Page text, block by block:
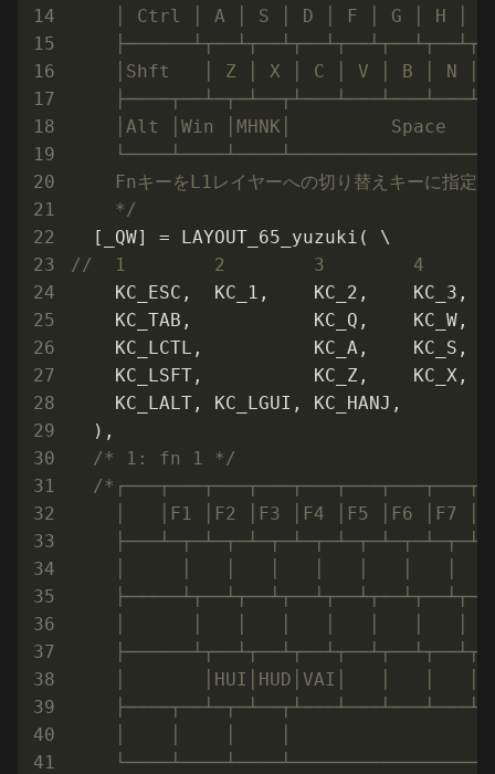
│ Ctrl │ A │ S │ D │ F │ G │ H │
│Shft   │ Z │ X │ C │ V │ B │ N │
│Alt │Win │MHNK│         Space
    FnキーをL1レイヤーへの切り替えキーに指定
    */
//  1        2        3        4
KC_ESC,  KC_1,    KC_2,    KC_3,
KC_TAB,           KC_Q,    KC_W,
KC_LCTL,          KC_A,    KC_S,
KC_LSFT,          KC_Z,    KC_X,
KC_LALT, KC_LGUI, KC_HANJ,
  ),
/* 1: fn 1 */
/
│   │F1 │F2 │F3 │F4 │F5 │F6 │F7
│       │HUI│HUD│VAI│   │   │   │